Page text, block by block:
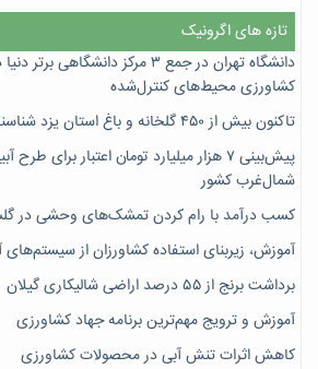
تازه های اگرونیک
دانشگاه تهران در جمع ۳ مرکز
کشاورزی محیط‌های کنترل‌شده
تاکنون بیش از ۴۵۰ گلخانه و باغ استان یزد شناسنامه‌دار شده‌اند
پیش‌بینی ۷‌ هزار میلیارد تومان اعتبار
شمال‌غرب کشور
کسب درآمد با رام کردن تمشک‌های وحشی در
آموزش، زیربنای استفاده کشاورزان از سیستم‌های
برداشت برنج از ۵۵ درصد اراضی شالیکاری گیلان
آموزش و ترویج مهم‌ترین برنامه جهاد کشاورزی
کاهش اثرات تنش آبی در محصولات کشاورزی